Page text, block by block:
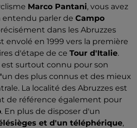
Marco Pantani, vous avez
parler de Campo
dans les Abruzzes
envolé en 1999 vers la première
d'étape de ce Tour d'Italie.
surtout connu pour son
un des plus connus et des mieux
La localité des Abruzzes est
de référence également pour
. En plus de disposer d'un
et d'un téléphérique,